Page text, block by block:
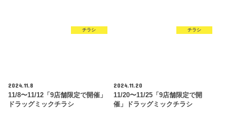
チラシ
2024.11.8
11/8〜11/12「9店舗限定で開催」
ドラッグミックチラシ
チラシ
2024.11.20
11/20〜11/25「9店舗限定で開
催」ドラッグミックチラシ